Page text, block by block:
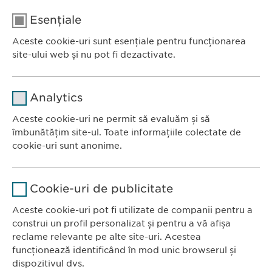
Ewopharma România SRL
Bulevardul Primăverii 19-21
România
CONTACT
Tel.: +40 21 260 13 44
Fax: +40 21 202 93 27
Esențiale
Aceste cookie-uri sunt esențiale pentru funcționarea
site-ului web și nu pot fi dezactivate.
Stochează setările consimțite de
Analytics
Aceste cookie-uri ne permit să evaluăm și să
îmbunătățim site-ul. Toate informațiile colectate de
cookie-uri sunt anonime.
1 zi
Scop
Cookie-uri de publicitate
Aceste cookie-uri pot fi utilizate de companii pentru a
construi un profil personalizat și pentru a vă afișa
reclame relevante pe alte site-uri. Acestea
funcționează identificând în mod unic browserul și
dispozitivul dvs.